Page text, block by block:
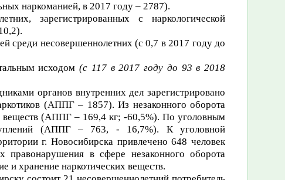
наркоманией, в 2017 году – 2787).
зарегистрированных с наркологической
среди несовершеннолетних (с 0,7 в 2017 году до
исходом (с 117 в 2017 году до 93 в 2018
органов внутренних дел зарегистрировано
(АППГ – 1857). Из незаконного оборота
веществ (АППГ – 169,4 кг; -60,5%). По уголовным
(АППГ – 763, - 16,7%). К уголовной
г. Новосибирска привлечено 648 человек
в сфере незаконного оборота
и хранение наркотических веществ.